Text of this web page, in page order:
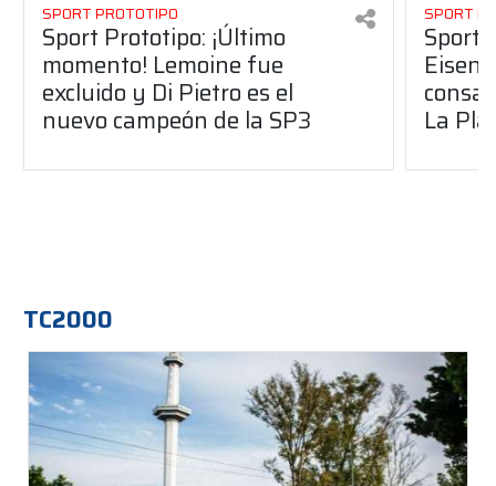
SPORT PROTOTIPO
Sport Prototipo: ¡Último
momento! Lemoine fue
excluido y Di Pietro es el
nuevo campeón de la SP3
SPORT
Sport
La
TC2000